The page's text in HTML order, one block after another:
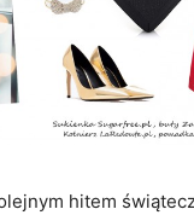
hitem